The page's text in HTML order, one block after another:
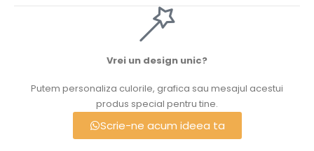
Vrei un design unic?
Putem personaliza culorile, grafica sau mesajul acestui
produs special pentru tine.
Scrie-ne acum ideea ta